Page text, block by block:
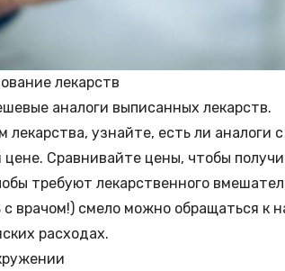
лекарств
аналоги выписанных лекарств.
лекарства, узнайте, есть ли
цене. Сравнивайте цены, чтобы
требуют лекарственного
с врачом!) смело можно обращаться к
расходах.